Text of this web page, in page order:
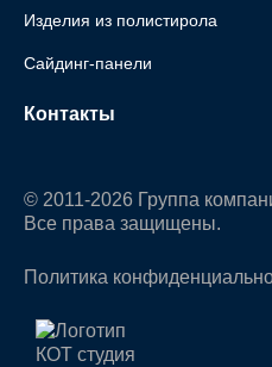
Изделия из полистирола
Сайдинг-панели
Контакты
© 2011-2026 Группа
Все права защищены.
Политика